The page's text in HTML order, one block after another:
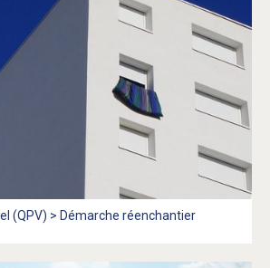
(QPV) > Démarche réenchantier